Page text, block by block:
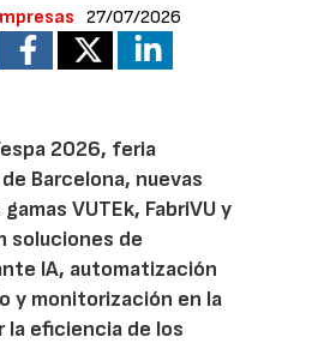
27/07/2026
2026, feria
Barcelona, nuevas
VUTEk, FabriVU y
soluciones de
IA, automatización
y monitorización en la
la eficiencia de los